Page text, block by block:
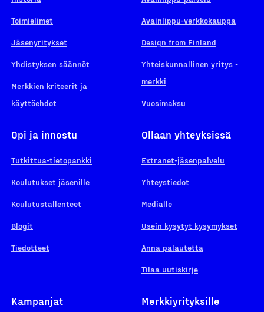
Toimielimet
Jäsenyritykset
Yhdistyksen säännöt
Merkkien kriteerit ja
käyttöehdot
Avainlippu-verkkokauppa
Design from Finland
Yhteiskunnallinen yritys -
merkki
Vuosimaksu
Opi ja innostu
Tutkittua-tietopankki
Koulutukset jäsenille
Koulutustallenteet
Blogit
Tiedotteet
Ollaan yhteyksissä
Extranet-jäsenpalvelu
Yhteystiedot
Medialle
Usein kysytyt kysymykset
Anna palautetta
Tilaa uutiskirje
Kampanjat Merkkiyrityksille